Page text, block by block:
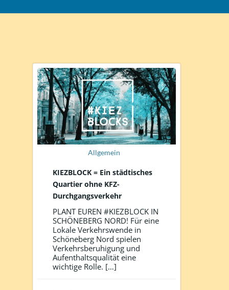
Allgemein
KIEZBLOCK = Ein städtisches
Quartier ohne KFZ-
Durchgangsverkehr
PLANT EUREN #KIEZBLOCK IN
SCHÖNEBERG NORD! Für eine
Lokale Verkehrswende in
Schöneberg Nord spielen
Verkehrsberuhigung und
Aufenthaltsqualität eine
wichtige Rolle. […]